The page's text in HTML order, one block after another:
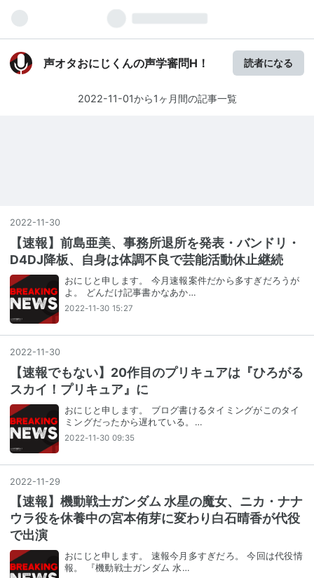
声オタおにじくんの声学審問H！ 読者になる
2022-11-01から1ヶ月間の記事一覧
2022-11 -30
【速報】前島亜美、事務所退所を発表・バンドリ・
D4DJ降板、自身は体調不良で芸能活動休止継続
おにじと申します。 今月速報案件だから多すぎだろうが
よ。 どんだけ記事書かなあか…
2022-11-30 15:27
2022-11 -30
【速報でもない】20作目のプリキュアは『ひろがる
スカイ！プリキュア』に
おにじと申します。 ブログ書けるタイミングがこのタイ
ミングだったから遅れている。…
2022-11-30 09:35
2022-11-29
【速報】機動戦士ガンダム 水星の魔女、ニカ・ナナ
ウラ役を休養中の宮本侑芽に変わり白石晴香が代役
で出演
おにじと申します。 速報今月多すぎだろ。 今回は代役情
報。 『機動戦士ガンダム 水…